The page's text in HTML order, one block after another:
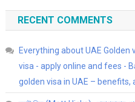
RECENT COMMENTS
Everything about UAE Golden
visa - apply online and fees -
golden visa in UAE – benefits,